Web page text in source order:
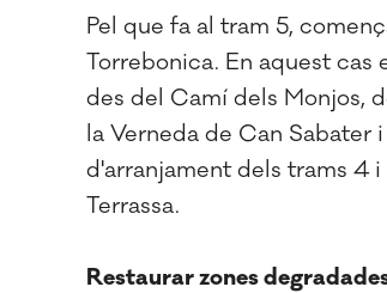
Pel que fa al tram 5,
Torrebonica. En aquest
des del Camí dels Monjos,
la Verneda de Can
d'arranjament dels trams 4
Terrassa.
Restaurar zones